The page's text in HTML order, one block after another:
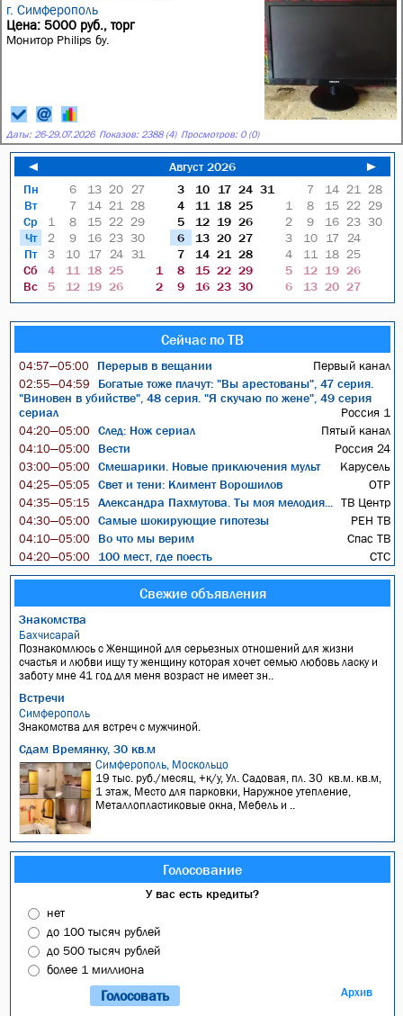
г. Симферополь
Цена: 5000 руб., торг
Монитор Philips бу.
Даты: 26-29.07.2026 Показов: 2388 (4) Просмотров: 0 (0)
◄ Август 2026
►
Пн
Вт
Ср
Чт
Пт
Сб
Вс
6 13 20
27
7
14 21
28
1
8 15 22 29
2
9 16 23 30
3
10 17 24 31
4
11 18 25
5
12 19 26
3 10 17 24 31
4
11 18 25
5
12 19 26
6
13 20 27
7
14 21
28
1
8 15 22 29
2
9 16 23 30
7 14 21
28
1
8 15 22 29
2
9 16 23 30
3
10 17
24
4
11 18 25
5
12 19 26
6
13 20 27
Сейчас по ТВ
04:57—05:00 Перерыв в вещании Первый канал
02:55—04:59
Богатые тоже плачут: "Вы арестованы", 47 серия.
"Виновен в убийстве", 48 серия. "Я скучаю по жене", 49 серия
сериал
Россия 1
04:20—05:00 След: Нож сериал Пятый канал
04:10—05:00 Вести Россия 24
03:00—05:00 Смешарики. Новые приключения мульт Карусель
04:25—05:05 Свет и тени: Климент Ворошилов ОТР
04:35—05:15 Александра Пахмутова. Ты моя мелодия... ТВ Центр
04:30—05:00 Самые шокирующие гипотезы РЕН ТВ
04:10—05:00 Во что мы верим Спас ТВ
04:20—05:00 100 мест, где поесть СТС
Свежие объявления
Знакомства
Бахчисарай
Познакомлюсь с Женщиной для серьезных отношений для жизни
счастья и любви ищу ту женщину которая хочет семью любовь ласку и
заботу мне 41 год для меня возраст не имеет зн..
Встречи
Симферополь
Знакомства для встреч с мужчиной.
Сдам Времянку, 30 кв.м
Симферополь, Москольцо
19 тыс. руб./месяц, +к/у, Ул. Садовая, пл. 30 кв.м. кв.м,
1 этаж, Место для парковки, Наружное утепление,
Металлопластиковые окна, Мебель и ..
Голосование
У вас есть кредиты?
нет
до 100 тысяч рублей
до 500 тысяч рублей
более 1 миллиона
Архив